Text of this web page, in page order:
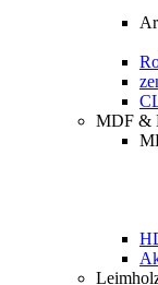
MDF &